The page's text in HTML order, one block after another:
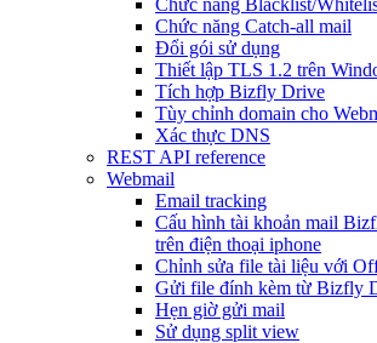
Chức năng Blacklist/
Chức năng Catch-all mail
Đổi gói sử dụng
Thiết lập TLS 1.2 trên
Tích hợp Bizfly Drive
Tùy chỉnh domain cho
Xác thực DNS
REST API reference
Webmail
Email tracking
Cấu hình tài khoản mail
trên điện thoại iphone
Chỉnh sửa file tài liệu với
Gửi file đính kèm từ Bizfly
Hẹn giờ gửi mail
Sử dụng split view